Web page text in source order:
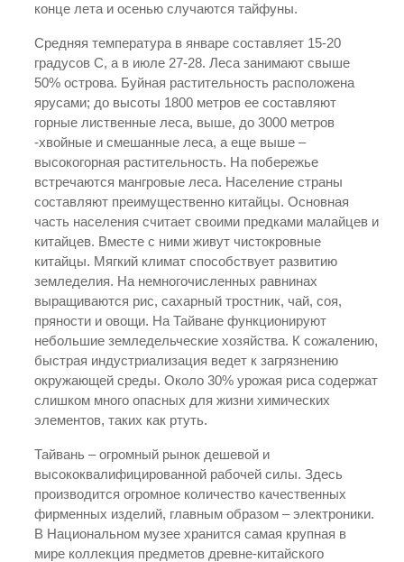
конце лета и осенью случаются тайфуны.
Средняя температура в январе составляет 15-20
градусов С, а в июле 27-28. Леса занимают свыше
50% острова. Буйная растительность расположена
ярусами; до высоты 1800 метров ее составляют
горные лиственные леса, выше, до 3000 метров
-хвойные и смешанные леса, а еще выше –
высокогорная растительность. На побережье
встречаются мангровые леса. Население страны
составляют преимущественно китайцы. Основная
часть населения считает своими предками малайцев и
китайцев. Вместе с ними живут чистокровные
китайцы. Мягкий климат способствует развитию
земледелия. На немногочисленных равнинах
выращиваются рис, сахарный тростник, чай, соя,
пряности и овощи. На Тайване функционируют
небольшие земледельческие хозяйства. К сожалению,
быстрая индустриализация ведет к загрязнению
окружающей среды. Около 30% урожая риса содержат
слишком много опасных для жизни химических
элементов, таких как ртуть.
Тайвань – огромный рынок дешевой и
высококвалифицированной рабочей силы. Здесь
производится огромное количество качественных
фирменных изделий, главным образом – электроники.
В Национальном музее хранится самая крупная в
мире коллекция предметов древне-китайского